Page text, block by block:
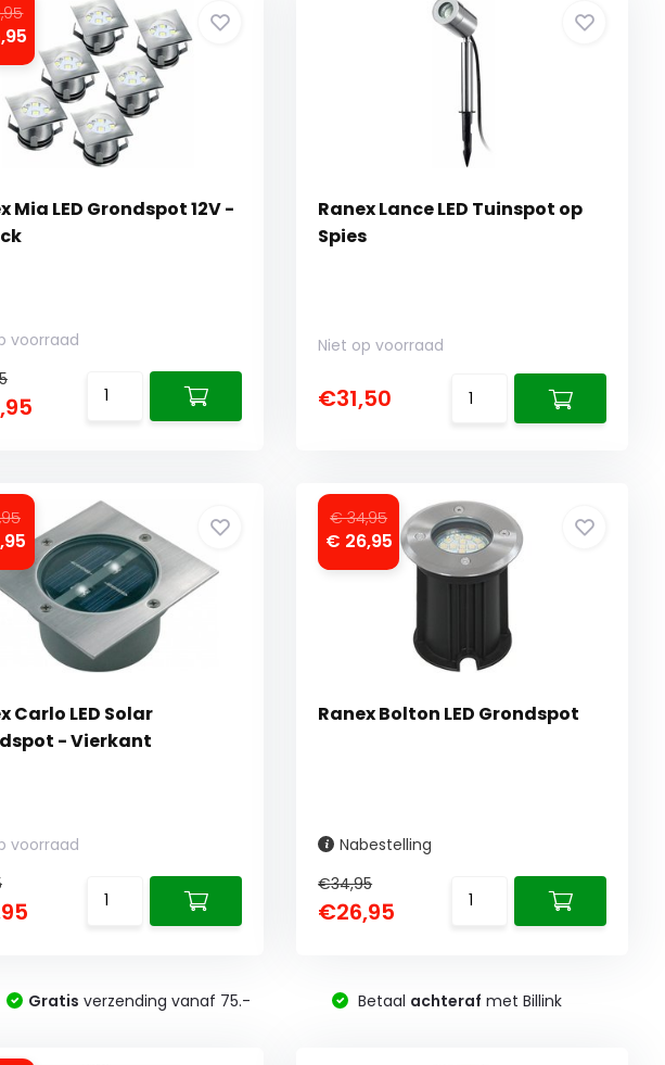
Mia LED Grondspot 12V -
voorraad
Ranex Lance LED Tuinspot op
Spies
Niet op voorraad
€31,50
Carlo LED Solar
- Vierkant
voorraad
€ 34,95
€ 26,95
Ranex Bolton LED Grondspot
Nabestelling
€34,95
€26,95
Gratis verzending vanaf 75.- Betaal achteraf met Billink